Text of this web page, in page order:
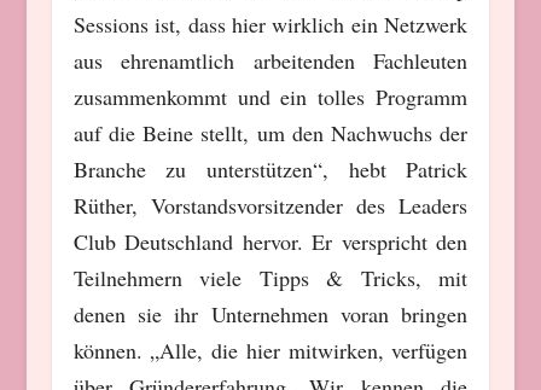
Sessions ist, dass hier wirklich ein Netzwerk
aus ehrenamtlich arbeitenden Fachleuten
zusammenkommt und ein tolles Programm
auf die Beine stellt, um den Nachwuchs der
Branche zu unterstützen“, hebt Patrick
Rüther, Vorstandsvorsitzender des Leaders
Club Deutschland hervor. Er verspricht den
Teilnehmern viele Tipps & Tricks, mit
denen sie ihr Unternehmen voran bringen
können. „Alle, die hier mitwirken, verfügen